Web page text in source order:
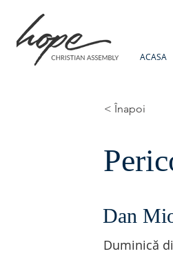
ACASA
< Înapoi
Dan
Duminică